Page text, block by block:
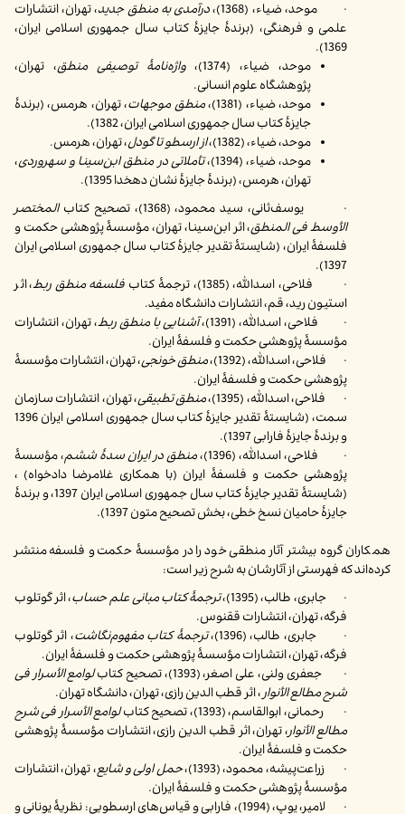
· موحد، ضیاء، (1368)، درآمدی به منطق جدید، تهران، انتشارات
علمی و فرهنگی، (برندۀ جایزۀ کتاب سال جمهوری اسلامی ایران،
1369).
موحد، ضیاء، (1374)،
واژه‌نامۀ توصیفی منطق، تهران،
پژوهشگاه علوم انسانی.
موحد، ضیاء، (1381)،
منطق موجهات، تهران، هرمس، (برندۀ
جایزۀ کتاب سال جمهوری اسلامی ایران، 1382).
موحد، ضیاء، (1382)،
از ارسطو تا گودل، تهران، هرمس.
موحد، ضیاء، (1394)،
تأملاتی در منطق ابن‌سینا و سهروردی،
تهران، هرمس، (برندۀ جایزۀ نشان دهخدا 1395).
· یوسف‌ثانی، سید محمود، (1368)، تصحیح کتاب
المختصر
الأوسط فی المنطق، اثر ابن‌سینا، تهران، مؤسسۀ پژوهشی حکمت و
فلسفۀ ایران، (شایستۀ تقدیر جایزۀ کتاب سال جمهوری اسلامی ایران
1397).
· فلاحی، اسدالله، (1385)، ترجمۀ کتاب
فلسفه منطق ربط، اثر
استیون رید، قم، انتشارات دانشگاه مفید.
· فلاحی، اسدالله، (1391)،
آشنایی با منطق ربط، تهران، انتشارات
مؤسسۀ پژوهشی حکمت و فلسفۀ ایران.
· فلاحی، اسدالله، (1392)،
منطق خونجی، تهران، انتشارات مؤسسۀ
پژوهشی حکمت و فلسفۀ ایران.
· فلاحی، اسدالله، (1395)،
منطق تطبیقی، تهران، انتشارات سازمان
سمت، (شایستۀ تقدیر جایزۀ کتاب سال جمهوری اسلامی ایران 1396
و برندۀ جایزۀ فارابی 1397).
· فلاحی، اسدالله، (1396)،
منطق در ایران سدۀ ششم، مؤسسۀ
پژوهشی حکمت و فلسفۀ ایران (با همکاری غلامرضا دادخواه) ،
(شایستۀ تقدیر جایزۀ کتاب سال جمهوری اسلامی ایران 1397، و برندۀ
جایزۀ حامیان نسخ خطی، بخش تصحیح متون 1397).
همکاران گروه بیشتر آثار منطقی خود را در مؤسسۀ حکمت و فلسفه منتشر
کرده‌اند که فهرستی از آثارشان به شرح زیر است:
· جابری، طالب، (1395)،
ترجمۀ کتاب مبانی علم حساب، اثر گوتلوب
فرگه، تهران، انتشارات ققنوس.
· جابری، طالب، (1396)،
ترجمۀ کتاب مفهوم‌نگاشت، اثر گوتلوب
فرگه، تهران، انتشارات مؤسسۀ پژوهشی حکمت و فلسفۀ ایران.
· جعفری ولنی، علی اصغر، (1393)، تصحیح کتاب
لوامع الأسرار فی
شرح مطالع الأنوار، اثر قطب الدین رازی، تهران، دانشگاه تهران.
· رحمانی، ابوالقاسم، (1393)، تصحیح کتاب
لوامع الأسرار فی شرح
مطالع الأنوار، تهران، اثر قطب الدین رازی، انتشارات مؤسسۀ پژوهشی
حکمت و فلسفۀ ایران.
· زراعت‌پیشه، محمود، (1393)،
حمل اولی و شایع، تهران، انتشارات
مؤسسۀ پژوهشی حکمت و فلسفۀ ایران.
· لامیر، یوپ، (1994)، فارابی و قیاس‌های ارسطویی: نظریۀ یونانی و